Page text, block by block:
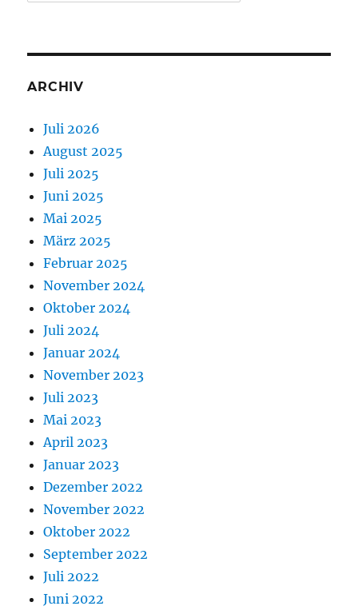
ARCHIV
Juli 2026
August 2025
Juli 2025
Juni 2025
Mai 2025
März 2025
Februar 2025
November 2024
Oktober 2024
Juli 2024
Januar 2024
November 2023
Juli 2023
Mai 2023
April 2023
Januar 2023
Dezember 2022
November 2022
Oktober 2022
September 2022
Juli 2022
Juni 2022